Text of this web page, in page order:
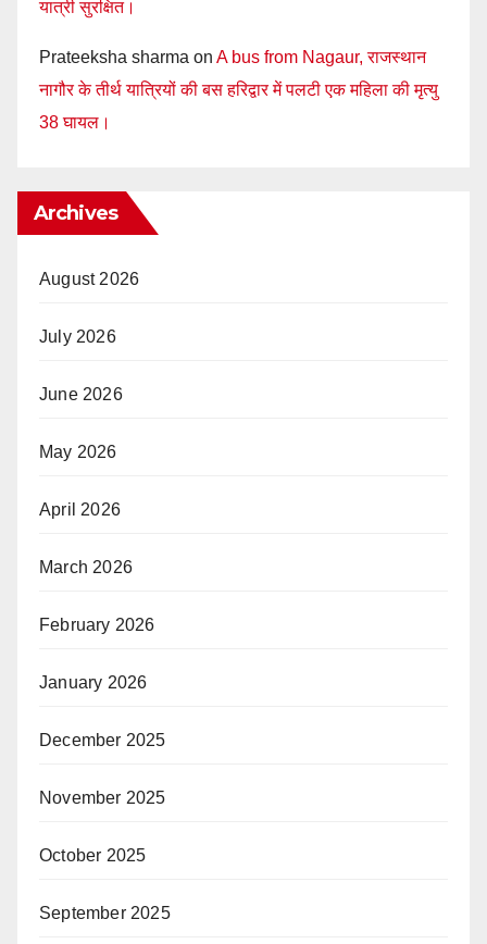
यात्री सुरक्षित।
Prateeksha sharma on A bus from Nagaur, राजस्थान
नागौर के तीर्थ यात्रियों की बस हरिद्वार में पलटी एक महिला की मृत्यु
38 घायल।
Archives
August 2026
July 2026
June 2026
May 2026
April 2026
March 2026
February 2026
January 2026
December 2025
November 2025
October 2025
September 2025